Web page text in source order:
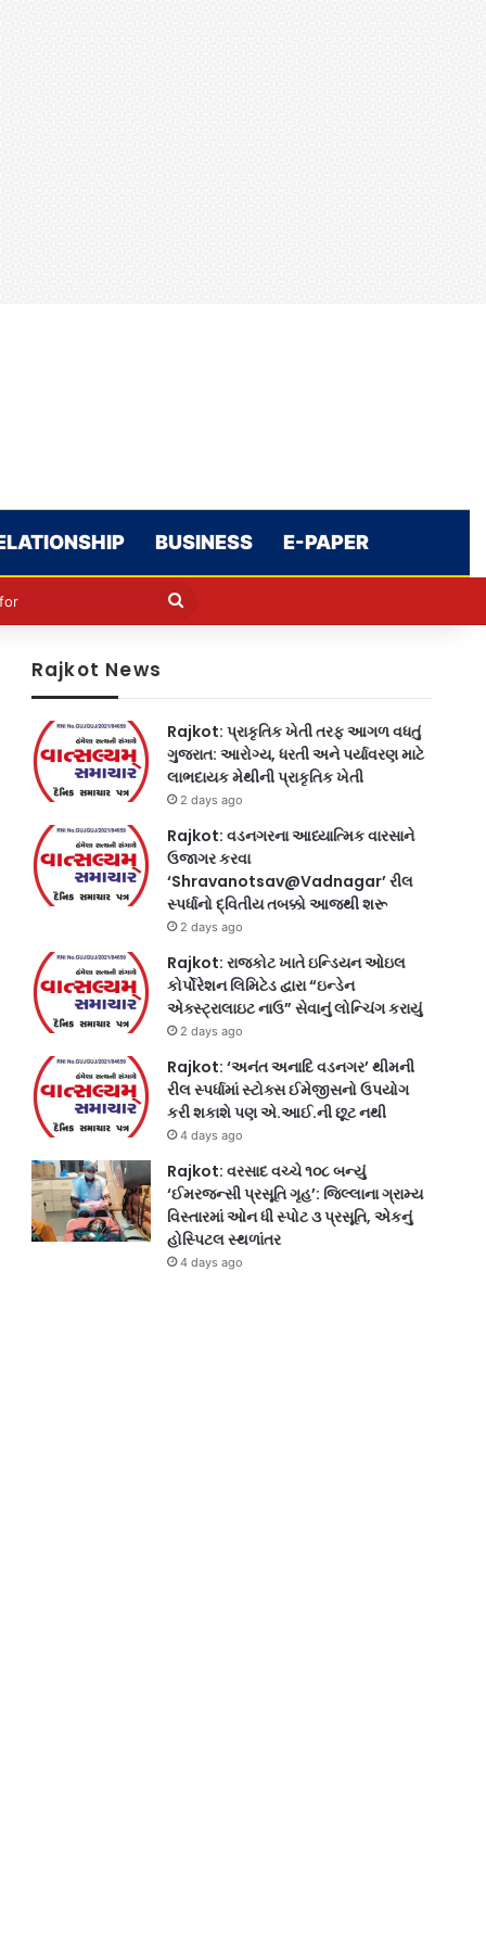
BUSINESS E-PAPER
Search
Rajkot News
Rajkot: પ્રાકૃતિક ખેતી તરફ આગળ વધતું
ગુજરાત: આરોગ્ય, ધરતી અને પર્યાવરણ માટે
લાભદાયક મેથીની પ્રાકૃતિક ખેતી
2 days ago
Rajkot: વડનગરના આધ્યાત્મિક વારસાને
ઉજાગર કરવા
‘Shravanotsav@Vadnagar’ રીલ
સ્પર્ધાનો દ્વિતીય તબક્કો આજથી શરૂ
2 days ago
Rajkot: રાજકોટ ખાતે ઇન્ડિયન ઓઇલ
કોર્પોરેશન લિમિટેડ દ્વારા “ઇન્ડેન
એક્સ્ટ્રાલાઇટ નાઉ” સેવાનું લોન્ચિંગ કરાયું
2 days ago
Rajkot: ‘અનંત અનાદિ વડનગર’ થીમની
રીલ સ્પર્ધામાં સ્ટોક્સ ઈમેજીસનો ઉપયોગ
કરી શકાશે પણ એ.આઈ.ની છૂટ નથી
4 days ago
Rajkot: વરસાદ વચ્ચે ૧૦૮ બન્યું
‘ઈમરજન્સી પ્રસૂતિ ગૃહ’: જિલ્લાના ગ્રામ્ય
વિસ્તારમાં ઓન ધી સ્પોટ ૩ પ્રસૂતિ, એકનું
હોસ્પિટલ સ્થળાંતર
4 days ago